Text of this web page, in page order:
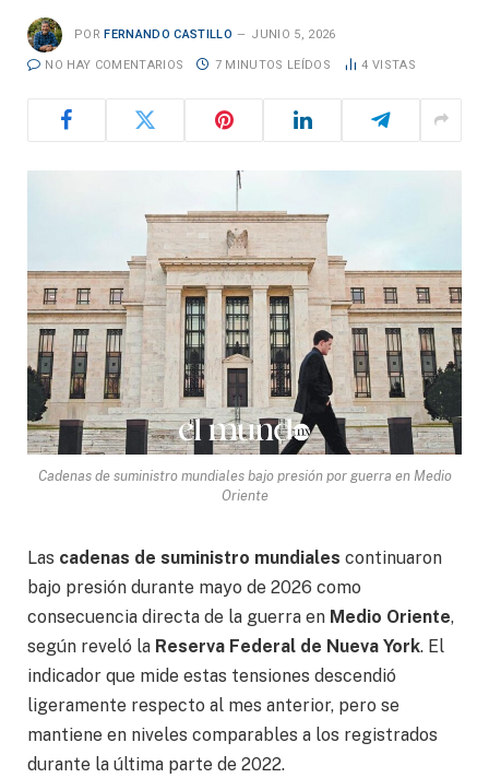
POR FERNANDO CASTILLO JUNIO 5, 2026
NO HAY COMENTARIOS 7 MINUTOS LEÍDOS 4 VISTAS
Cadenas de suministro mundiales bajo presión por guerra en Medio
Oriente
Las cadenas de suministro mundiales continuaron
bajo presión durante mayo de 2026 como
consecuencia directa de la guerra en Medio Oriente,
según reveló la Reserva Federal de Nueva York. El
indicador que mide estas tensiones descendió
ligeramente respecto al mes anterior, pero se
mantiene en niveles comparables a los registrados
durante la última parte de 2022.